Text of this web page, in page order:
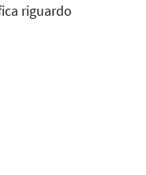
riguardo